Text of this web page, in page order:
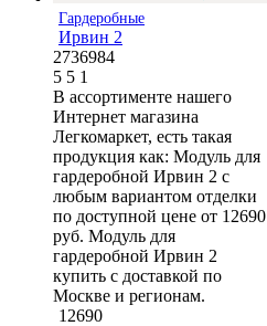
Гардеробные
Ирвин 2
2736984
5 5 1
В ассортименте нашего
Интернет магазина
Легкомаркет, есть такая
продукция как: Модуль для
гардеробной Ирвин 2 с
любым вариантом отделки
по доступной цене от 12690
руб. Модуль для
гардеробной Ирвин 2
купить с доставкой по
Москве и регионам.
12690